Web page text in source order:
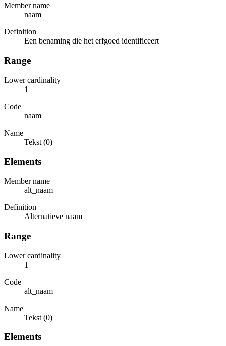
Member name
naam
Definition
Een benaming die het erfgoed identificeert
Range
Lower cardinality
1
Code
naam
Name
Tekst (0)
Elements
Member name
alt_naam
Definition
Alternatieve naam
Range
Lower cardinality
1
Code
alt_naam
Name
Tekst (0)
Elements